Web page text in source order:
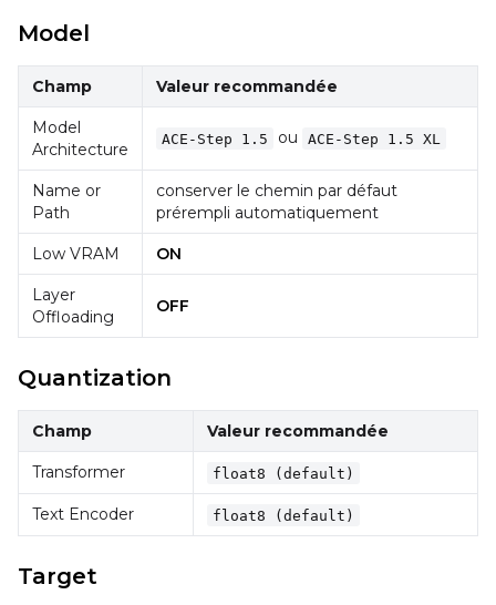
SAMPLE
Sample Every
Sampler
Seed
Model
Champ Valeur recommandée
Model
Architecture
ACE-Step 1.5 ou ACE-Step 1.5 XL
Name or
Path
conserver le chemin par défaut
prérempli automatiquement
Low VRAM ON
Layer
Offloading
OFF
Quantization
Champ Valeur recommandée
Transformer float8 (default)
Text Encoder float8 (default)
Target